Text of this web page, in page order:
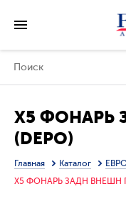
X5 ФОНАРЬ
(DEPO)
Главная Каталог
X5 ФОНАРЬ ЗАДН ВНЕШН